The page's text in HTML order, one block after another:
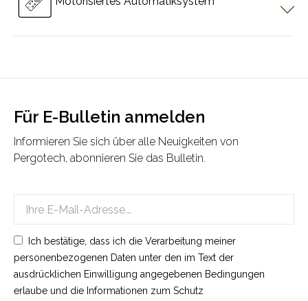
Getriebemechanismus einsatzbereit.
Pergotech-Systeme werden in Sekunden mit motorisierten
Für E-Bulletin anmelden
Informieren Sie sich über alle Neuigkeiten von
Pergotech, abonnieren Sie das Bulletin.
Ich bestätige, dass ich die Verarbeitung meiner
personenbezogenen Daten unter den im Text der
ausdrücklichen Einwilligung angegebenen Bedingungen
erlaube und die Informationen zum Schutz